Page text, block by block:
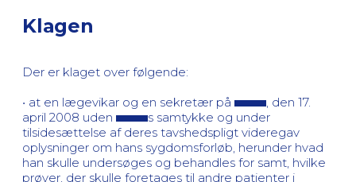
Klagen
Der er klaget over følgende:
• at en lægevikar og en sekretær på
, den 17.
april 2008 uden
s samtykke og under
tilsidesættelse af deres tavshedspligt videregav
oplysninger om hans sygdomsforløb, herunder hvad
han skulle undersøges og behandles for samt, hvilke
prøver, der skulle foretages til andre patienter i